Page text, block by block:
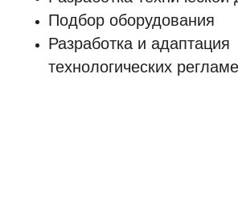
Подбор оборудования
Разработка и адаптация
технологических